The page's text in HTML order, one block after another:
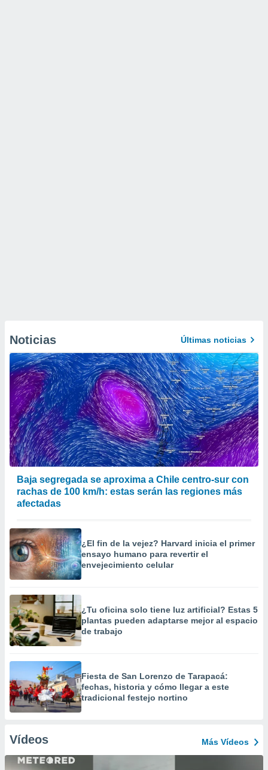
Noticias Últimas noticias
Baja segregada se aproxima a Chile centro-sur con
rachas de 100 km/h: estas serán las regiones más
afectadas
¿El fin de la vejez? Harvard inicia el primer
ensayo humano para revertir el
envejecimiento celular
¿Tu oficina solo tiene luz artificial? Estas 5
plantas pueden adaptarse mejor al espacio
de trabajo
Fiesta de San Lorenzo de Tarapacá:
fechas, historia y cómo llegar a este
tradicional festejo nortino
Vídeos Más Vídeos